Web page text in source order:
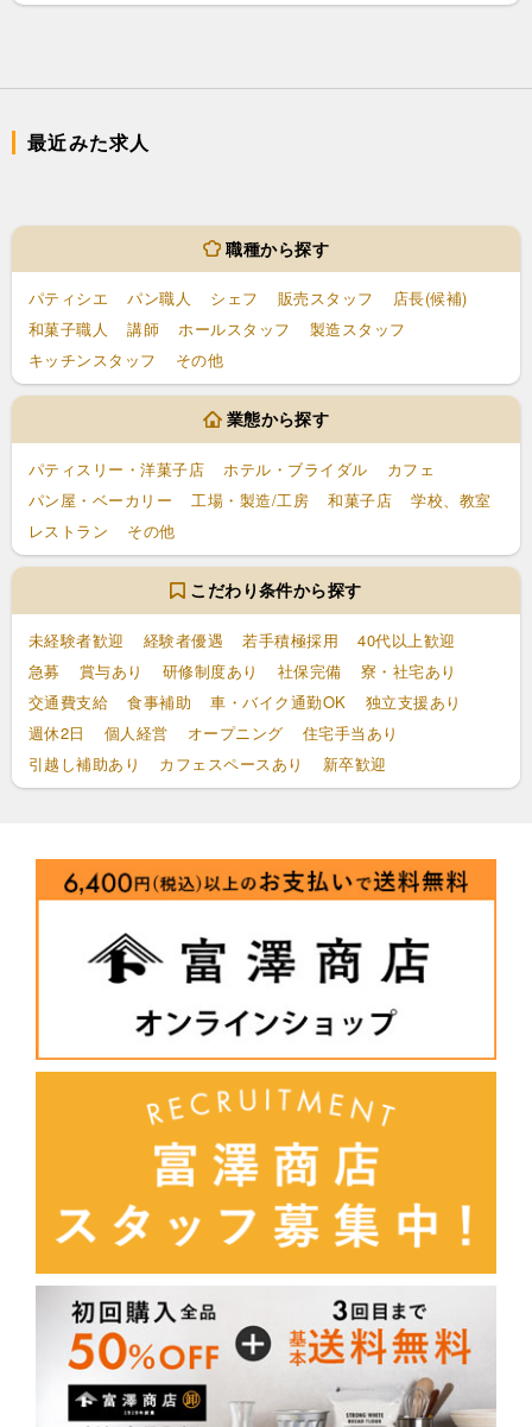
最近みた求人
職種から探す
パティシエ パン職人 シェフ 販売スタッフ
店長(候補)
和菓子職人
講師 ホールスタッフ
製造スタッフ
キッチンスタッフ
その他
業態から探す
パティスリー・洋菓子店 ホテル・ブライダル
カフェ
パン屋・ベーカリー
工場・製造/工房 和菓子店
学校、教室
レストラン
その他
こだわり条件から探す
未経験者歓迎 経験者優遇 若手積極採用
40代以上歓迎
急募
賞与あり 研修制度あり 社保完備
寮・社宅あり
交通費支給
食事補助 車・バイク通勤OK
独立支援あり
週休2日
個人経営 オープニング
住宅手当あり
引越し補助あり
カフェスペースあり 新卒歓迎